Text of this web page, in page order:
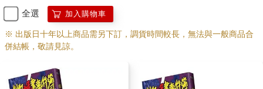
全選 加入購物車
※ 出版日十年以上商品需另下訂，調貨時間較長，無法與一般商品合
併結帳，敬請見諒。